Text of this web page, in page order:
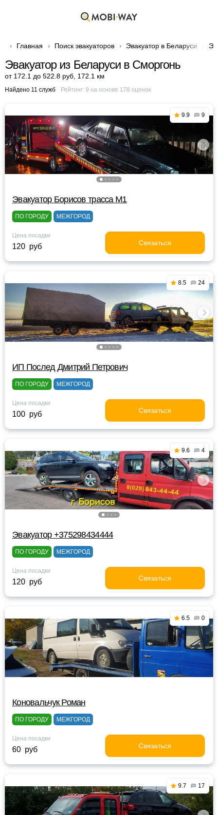
Главная Поиск эвакуаторов Эвакуатор в Беларуси
Эвакуатор из Беларуси в Сморгонь
от 172.1 до 522.8 руб 172.1 км
Найдено 11 служб Рейтинг: 9 на основе 178 оценок
9.9 9
Эвакуатор Борисов трасса М1
ПО ГОРОДУ МЕЖГОРОД
Цена посадки
120 руб Связаться
8.5 24
ИП Послед Дмитрий Петрович
ПО ГОРОДУ МЕЖГОРОД
Цена посадки
100 руб Связаться
9.6 4
Эвакуатор +375298434444
ПО ГОРОДУ МЕЖГОРОД
Цена посадки
120 руб Связаться
6.5 0
Коновальчук Роман
ПО ГОРОДУ МЕЖГОРОД
Цена посадки
60 руб Связаться
9.7 17